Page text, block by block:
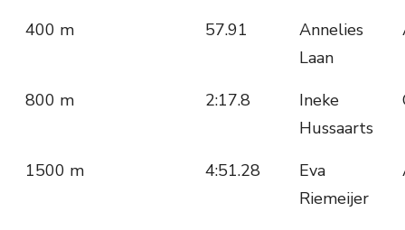
400 m
57.91
Annelies
Laan
800 m 2:17.8
Ineke
Hussaarts
1500 m 4:51.28
Eva
Riemeijer